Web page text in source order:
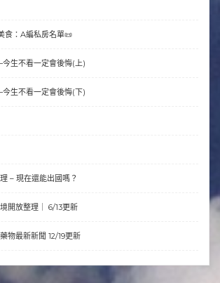
食：A編私房名單📜
生不看一定會後悔(上)
生不看一定會後悔(下)
– 現在還能出國嗎？
開放整理｜ 6/13更新
物最新新聞 12/19更新